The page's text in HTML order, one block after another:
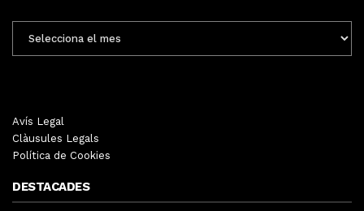
MENSUALS
Avís Legal
Clàusules Legals
Política de Cookies
DESTACADES